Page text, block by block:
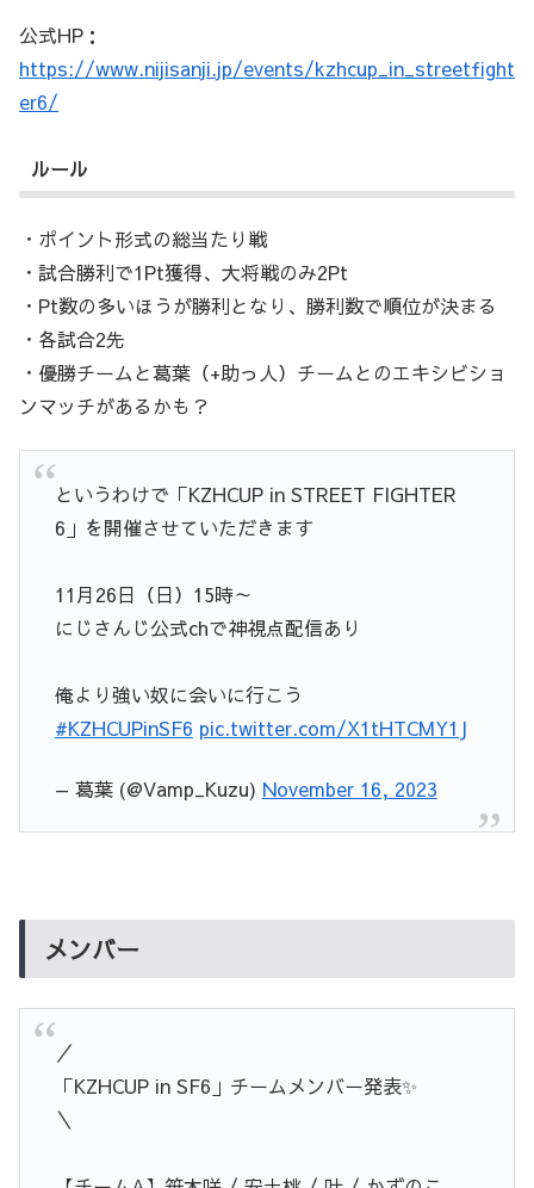
公式HP：
https://www.nijisanji.jp/events/kzhcup_in_streetfight
er6/
ルール
・ポイント形式の総当たり戦
・試合勝利で1Pt獲得、大将戦のみ2Pt
・Pt数の多いほうが勝利となり、勝利数で順位が決まる
・各試合2先
・優勝チームと葛葉（+助っ人）チームとのエキシビショ
ンマッチがあるかも？
というわけで「KZHCUP in STREET FIGHTER
6」を開催させていただきます
11月26日（日）15時～
にじさんじ公式chで神視点配信あり
俺より強い奴に会いに行こう
#KZHCUPinSF6 pic.twitter.com/X1tHTCMY1J
— 葛葉 (@Vamp_Kuzu) November 16, 2023
メンバー
／
「KZHCUP in SF6」チームメンバー発表✨
＼